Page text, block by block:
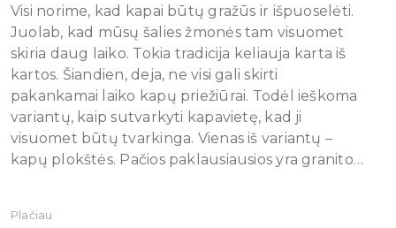
Visi norime, kad kapai būtų gražūs ir išpuoselėti.
Juolab, kad mūsų šalies žmonės tam visuomet
skiria daug laiko. Tokia tradicija keliauja karta iš
kartos. Šiandien, deja, ne visi gali skirti
pakankamai laiko kapų priežiūrai. Todėl ieškoma
variantų, kaip sutvarkyti kapavietę, kad ji
visuomet būtų tvarkinga. Vienas iš variantų –
kapų plokštės. Pačios paklausiausios yra granito…
Plačiau